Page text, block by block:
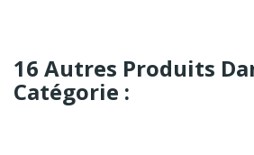
16 Autres Produits
Catégorie :